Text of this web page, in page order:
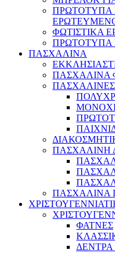
ΠΡΩΤΟΤΥΠΑ
ΦΩΤΙΣΤΙΚΑ
ΠΡΩΤΟΤΥΠΑ
ΠΑΣΧΑΛΙΝΑ
ΠΑΣΧΑΛΙΝΑ
ΠΑΣΧΑΛΙΝΗ
ΠΑΣΧΑΛΙΝΑ
ΦΑΤΝΕΣ
ΔΕΝΤΡΑ